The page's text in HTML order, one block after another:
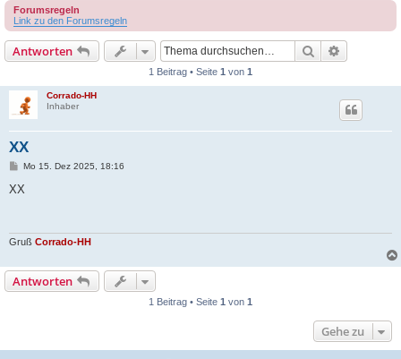
e
Forumsregeln
Link zu den Forumsregeln
Antworten Suche
1 Beitrag • Seite 1 von 1
Corrado-HH
Inhaber
XX
B
i
Mo 15. Dez 2025, 18:16
XX
Gruß Corrado-HH
Antworten
1 Beitrag • Seite 1 von 1
Gehe zu